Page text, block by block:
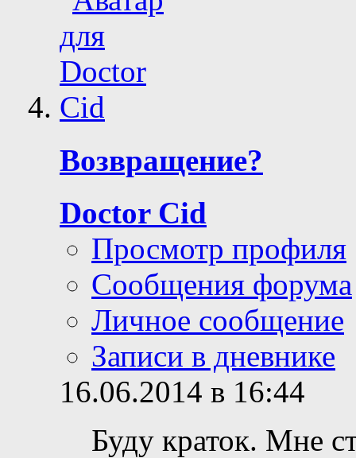
Возвращение?
Doctor Cid
Просмотр профиля
Сообщения форума
Личное сообщение
Записи в дневнике
16.06.2014 в 16:44
Буду краток. Мне